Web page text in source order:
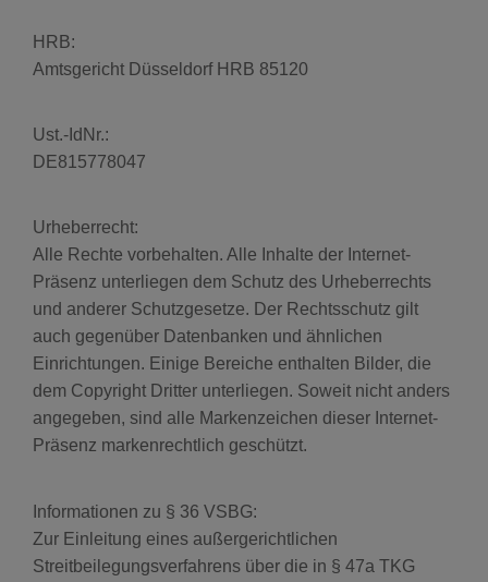
KEYFOB
NOTFALLKNOPF
TÜRSICHERHEIT
VIDEO DOORBELL
STERNSCHLÜSSEL
WARNSCHILDER
SERVICES
HRB:
Amtsgericht Düsseldorf HRB 85120
Ust.-IdNr.:
DE815778047
Urheberrecht:
Alle Rechte vorbehalten. Alle Inhalte der Internet-
Präsenz unterliegen dem Schutz des Urheberrechts
und anderer Schutzgesetze. Der Rechtsschutz gilt
auch gegenüber Datenbanken und ähnlichen
Einrichtungen. Einige Bereiche enthalten Bilder, die
dem Copyright Dritter unterliegen. Soweit nicht anders
angegeben, sind alle Markenzeichen dieser Internet-
Präsenz markenrechtlich geschützt.
Informationen zu § 36 VSBG:
Zur Einleitung eines außergerichtlichen
Streitbeilegungsverfahrens über die in § 47a TKG